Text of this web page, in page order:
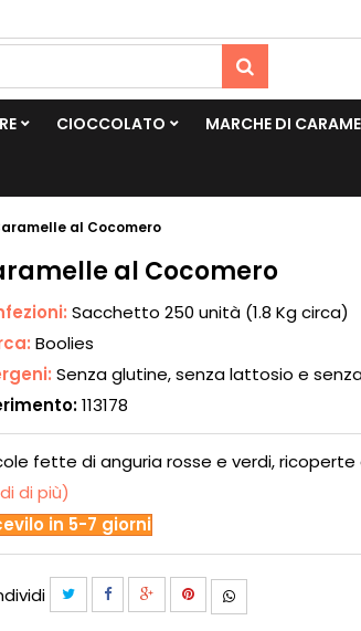
CIOCCOLATO MARCHE DI
al Cocomero
al Cocomero
Sacchetto 250 unità (1.8 Kg circa)
Boolies
Senza glutine, senza lattosio e
113178
fette di anguria rosse e verdi,
di più)
in 5-7 giorni